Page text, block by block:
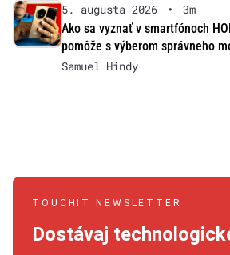
5. augusta 2026 •
3m
Ako sa vyznať v smartfónoch
pomôže s výberom správneho
Samuel Hindy
TOUCHIT NEWSLETTER
Dostávaj